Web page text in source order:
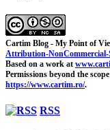
Cartim Blog - My Point of
Attribution-NonCommercial-
Based on a work at
Permissions beyond the
https://www.cartim.ro/.
RSS